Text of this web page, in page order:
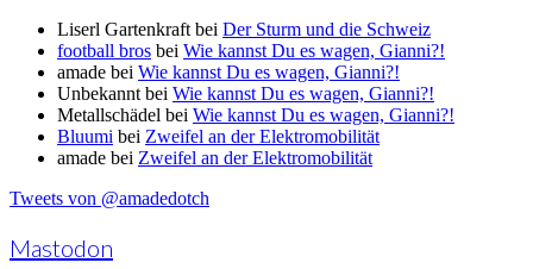
Liserl Gartenkraft bei Der Sturm und die Schweiz
football bros bei Wie kannst Du es wagen, Gianni?!
amade bei Wie kannst Du es wagen, Gianni?!
Unbekannt bei Wie kannst Du es wagen, Gianni?!
Metallschädel bei Wie kannst Du es wagen, Gianni?!
Bluumi bei Zweifel an der Elektromobilität
amade bei Zweifel an der Elektromobilität
Tweets von @amadedotch
Mastodon